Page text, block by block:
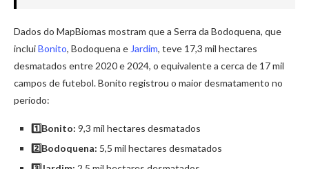
Dados do MapBiomas mostram que a Serra da Bodoquena, que
incluiBonito, Bodoquena e Jardim, teve 17,3 mil hectares
desmatados entre 2020 e 2024, o equivalente a cerca de 17 mil
campos de futebol. Bonito registrou o maior desmatamento no
período:
1️⃣Bonito: 9,3 mil hectares desmatados
2️⃣Bodoquena: 5,5 mil hectares desmatados